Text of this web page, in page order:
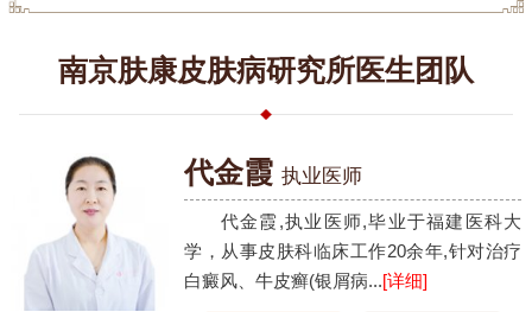
南京肤康皮肤病研究所医生团队
代金霞 执业医师
代金霞,执业医师,毕业于福建医科大
学，从事皮肤科临床工作20余年,针对治疗
白癜风、牛皮癣(银屑病...[详细]